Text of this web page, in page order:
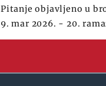
Pitanje objavljeno u
9. mar 2026. - 20.